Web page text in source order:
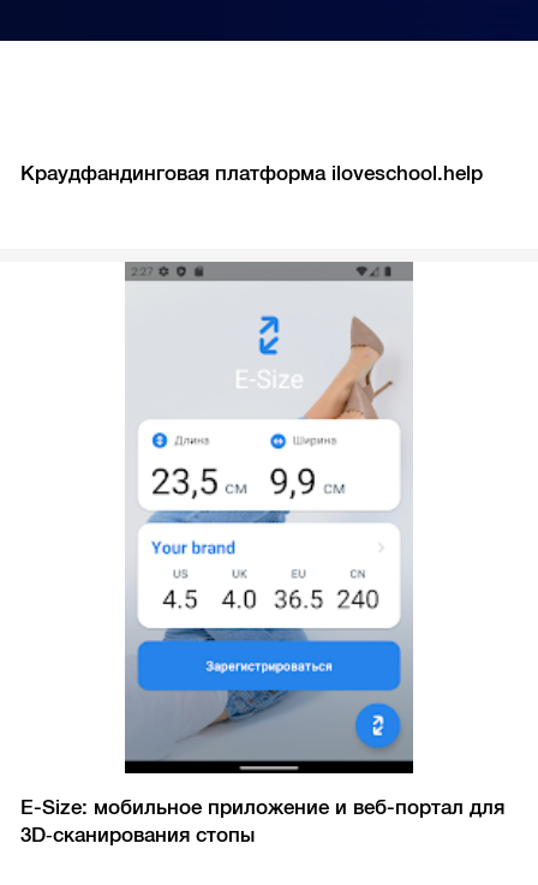
Краудфандинговая платформа iloveschool.help
E-Size: мобильное приложение и веб-портал для
3D‑сканирования стопы